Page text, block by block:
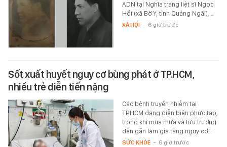
ADN tại Nghĩa trang liệt sĩ Ngọc
Hồi (xã Bờ Y, tỉnh Quảng Ngãi),…
XÃ HỘI - 6 giờ trước
Sốt xuất huyết nguy cơ bùng phát ở TP.HCM,
nhiều trẻ diễn tiến nặng
Các bệnh truyền nhiễm tại
TP.HCM đang diễn biến phức tạp,
trong khi mùa mưa và tựu trường
đến gần làm gia tăng nguy cơ…
SỨC KHỎE - 6 giờ trước